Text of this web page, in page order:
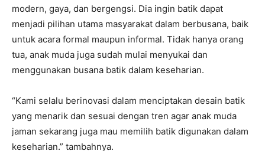
modern, gaya, dan bergengsi. Dia ingin batik dapat
menjadi pilihan utama masyarakat dalam berbusana, baik
untuk acara formal maupun informal. Tidak hanya orang
tua, anak muda juga sudah mulai menyukai dan
menggunakan busana batik dalam keseharian.
“Kami selalu berinovasi dalam menciptakan desain batik
yang menarik dan sesuai dengan tren agar anak muda
jaman sekarang juga mau memilih batik digunakan dalam
keseharian.” tambahnya.